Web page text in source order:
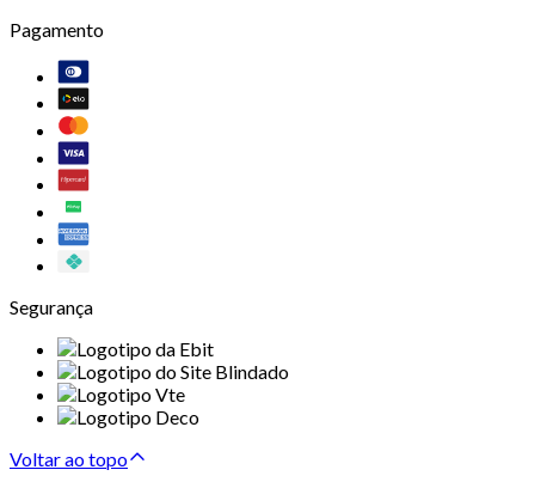
Pagamento
Segurança
Voltar ao topo